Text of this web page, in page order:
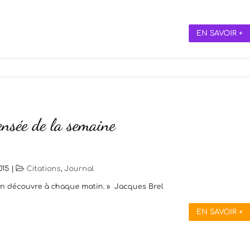
EN SAVOIR +
de la semaine
Citations, Journal
découvre à chaque matin. » Jacques Brel
EN SAVOIR +